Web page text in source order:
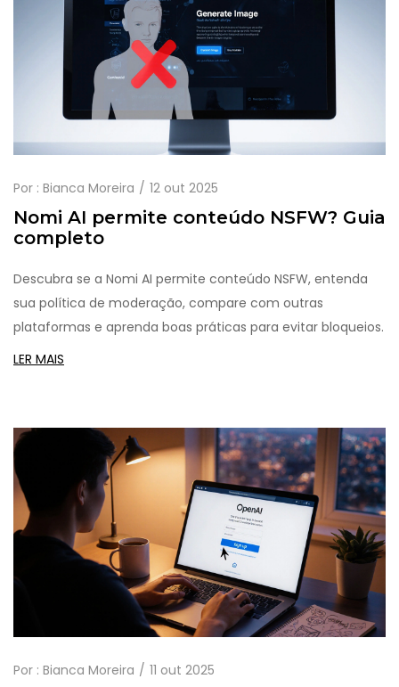
Por : Bianca Moreira 12 out 2025
Nomi AI permite conteúdo NSFW? Guia
completo
Descubra se a Nomi AI permite conteúdo NSFW, entenda
sua política de moderação, compare com outras
plataformas e aprenda boas práticas para evitar bloqueios.
LER MAIS
Por : Bianca Moreira 11 out 2025